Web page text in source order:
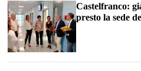
Castelfranco:
presto la sede